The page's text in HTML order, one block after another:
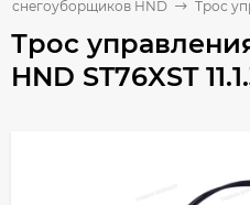
снегоуборщиков HND Трос
Трос
HND ST76XST